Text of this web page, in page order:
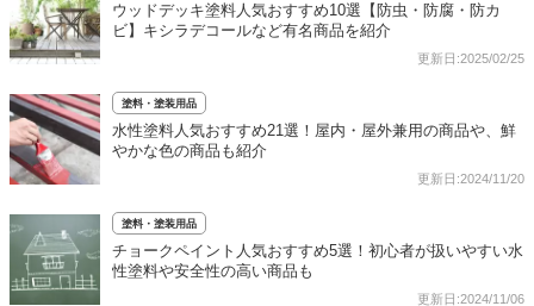
ウッドデッキ塗料人気おすすめ10選【防虫・防腐・防カ
ビ】キシラデコールなど有名商品を紹介
更新日:2025/02/25
塗料・塗装用品
水性塗料人気おすすめ21選！屋内・屋外兼用の商品や、鮮
やかな色の商品も紹介
更新日:2024/11/20
塗料・塗装用品
チョークペイント人気おすすめ5選！初心者が扱いやすい水
性塗料や安全性の高い商品も
更新日:2024/11/06